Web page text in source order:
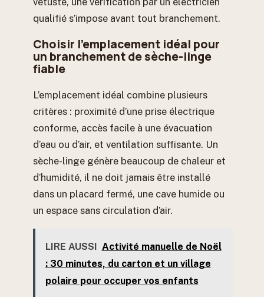
qualifié s’impose avant tout branchement.
Choisir l’emplacement idéal pour
un branchement de sèche-linge
fiable
L’emplacement idéal combine plusieurs
critères : proximité d’une prise électrique
conforme, accès facile à une évacuation
d’eau ou d’air, et ventilation suffisante. Un
sèche-linge génère beaucoup de chaleur et
d’humidité, il ne doit jamais être installé
dans un placard fermé, une cave humide ou
un espace sans circulation d’air.
LIRE AUSSI
Activité manuelle de Noël
: 30 minutes, du carton et un village
polaire pour occuper vos enfants